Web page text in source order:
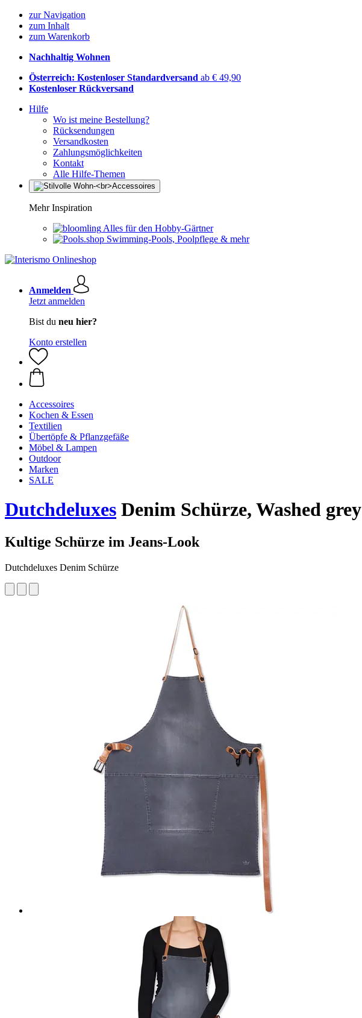
zur Navigation
zum Inhalt
zum Warenkorb
Nachhaltig Wohnen
Österreich: Kostenloser Standardversand ab € 49,90
Kostenloser Rückversand
Hilfe
Wo ist meine Bestellung?
Rücksendungen
Versandkosten
Zahlungsmöglichkeiten
Kontakt
Alle Hilfe-Themen
Mehr Inspiration
Alles für den Hobby-Gärtner
Swimming-Pools, Poolpflege & mehr
Anmelden
Jetzt anmelden
Bist du neu hier?
Konto erstellen
Accessoires
Kochen & Essen
Textilien
Übertöpfe & Pflanzgefäße
Möbel & Lampen
Outdoor
Marken
SALE
Dutchdeluxes Denim Schürze, Washed grey
Kultige Schürze im Jeans-Look
Dutchdeluxes Denim Schürze